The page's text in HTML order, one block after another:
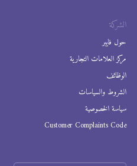
الشركة
حول فايبر
مركز العلامات التجارية
الوظائف
الشروط والسياسات
سياسة الخصوصية
Customer Complaints Code